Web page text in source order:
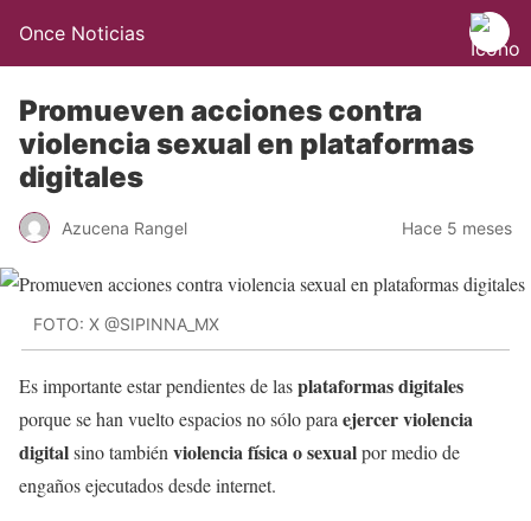
Once Noticias
Promueven acciones contra
violencia sexual en plataformas
digitales
Azucena Rangel Hace 5 meses
FOTO: X @SIPINNA_MX
Es importante estar pendientes de lasplataformas digitales
porque se han vuelto espacios no sólo para ejercer violencia
digitalsino también violencia física o sexualpor medio de
engaños ejecutados desde internet.